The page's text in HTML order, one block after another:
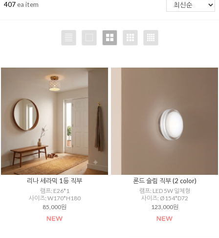
407ea item
리나 세라믹 1등 직부
램프: E26*1
사이즈: W170*H180
85,000원
론드 슬림 직부 (2 color)
램프: LED 5W 일체형
사이즈: Ø154*D72
123,000원